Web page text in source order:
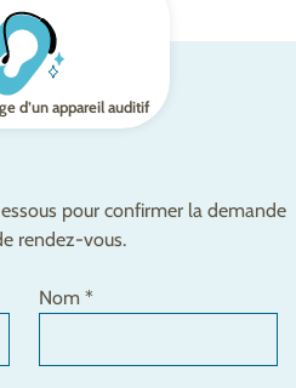
d’un appareil auditif
pour confirmer la demande
rendez-vous.
Nom *